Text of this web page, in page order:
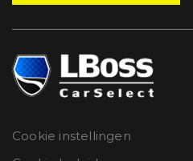
Cookie instellingen